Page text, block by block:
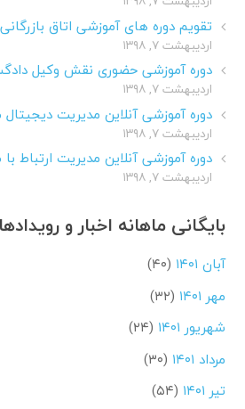
تقویم دوره های آموزشی اتاق بازرگانی
اردیبهشت ۷, ۱۳۹۸
دوره آموزشی حضوری نقش وکیل
اردیبهشت ۷, ۱۳۹۸
دوره آموزشی آنلاین مدیریت دیجیتال
اردیبهشت ۷, ۱۳۹۸
دوره آموزشی آنلاین مدیریت ارتباط
اردیبهشت ۷, ۱۳۹۸
بایگانی ماهانه اخبار و
آبان ۱۴۰۱
(۴۰)
مهر ۱۴۰۱
(۳۲)
شهریور ۱۴۰۱
(۲۴)
مرداد ۱۴۰۱
(۳۰)
تیر ۱۴۰۱
(۵۴)